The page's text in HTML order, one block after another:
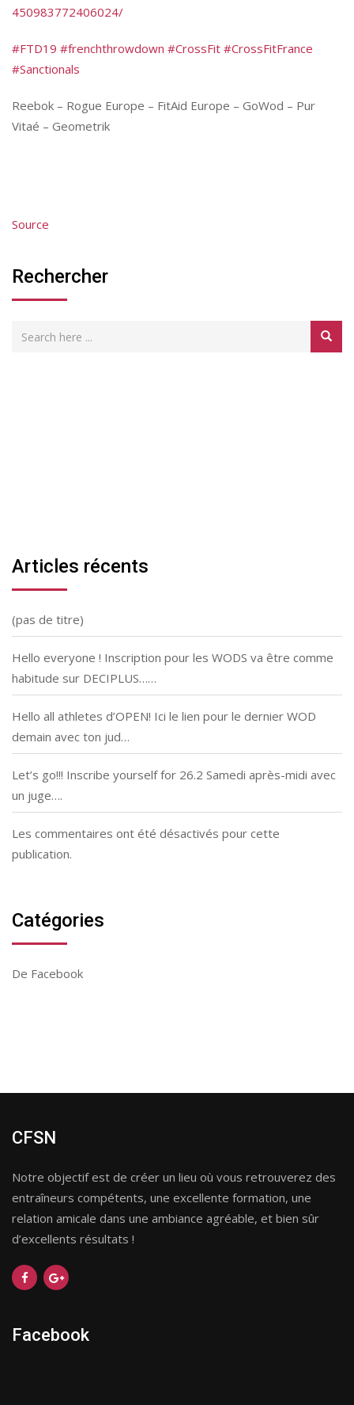
450983772406024/
#FTD19 #frenchthrowdown #CrossFit #CrossFitFrance
#Sanctionals
Reebok – Rogue Europe – FitAid Europe – GoWod – Pur
Vitaé – Geometrik
Source
Rechercher
Articles récents
(pas de titre)
Hello everyone ! Inscription pour les WODS va être comme
habitude sur DECIPLUS……
Hello all athletes d’OPEN! Ici le lien pour le dernier WOD
demain avec ton jud…
Let’s go!!! Inscribe yourself for 26.2 Samedi après-midi avec
un juge….
Les commentaires ont été désactivés pour cette
publication.
Catégories
De Facebook
CFSN
Notre objectif est de créer un lieu où vous retrouverez des
entraîneurs compétents, une excellente formation, une
relation amicale dans une ambiance agréable, et bien sûr
d’excellents résultats !
Facebook